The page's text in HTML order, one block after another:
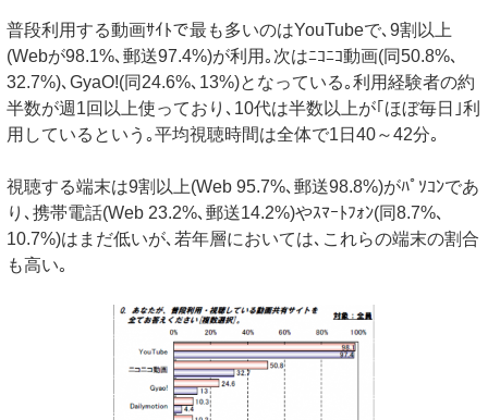
普段利用する動画ｻｲﾄで最も多いのはYouTubeで､9割以上
(Webが98.1%､郵送97.4%)が利用｡次はﾆｺﾆｺ動画(同50.8%､
32.7%)､GyaO!(同24.6%､13%)となっている｡利用経験者の約
半数が週1回以上使っており､10代は半数以上が｢ほぼ毎日｣利
用しているという｡平均視聴時間は全体で1日40～42分｡
視聴する端末は9割以上(Web 95.7%､郵送98.8%)がﾊﾟｿｺﾝであ
り､携帯電話(Web 23.2%､郵送14.2%)やｽﾏｰﾄﾌｫﾝ(同8.7%､
10.7%)はまだ低いが､若年層においては､これらの端末の割合
も高い｡